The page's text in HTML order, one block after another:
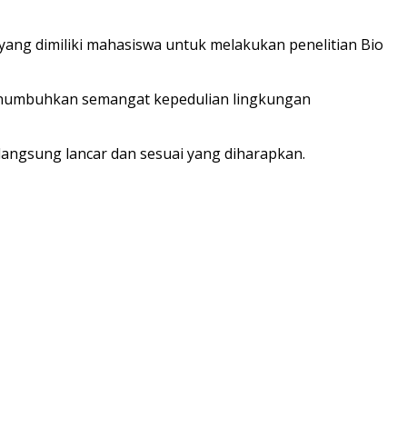
dimiliki mahasiswa untuk melakukan penelitian Bio
semangat kepedulian lingkungan
lancar dan sesuai yang diharapkan.